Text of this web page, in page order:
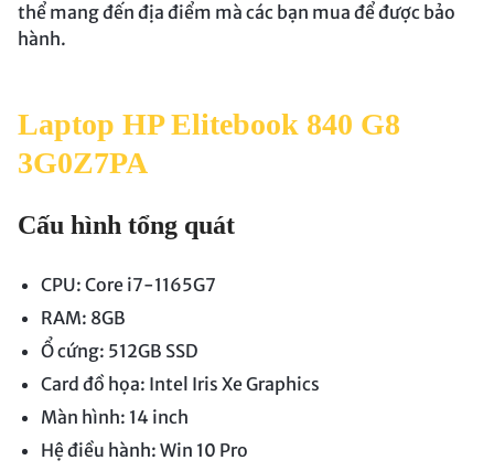
thể mang đến địa điểm mà các bạn mua để được bảo
hành.
Laptop HP Elitebook 840 G8
3G0Z7PA
Cấu hình tổng quát
CPU: Core i7-1165G7
RAM: 8GB
Ổ cứng: 512GB SSD
Card đồ họa: Intel Iris Xe Graphics
Màn hình: 14 inch
Hệ điều hành: Win 10 Pro